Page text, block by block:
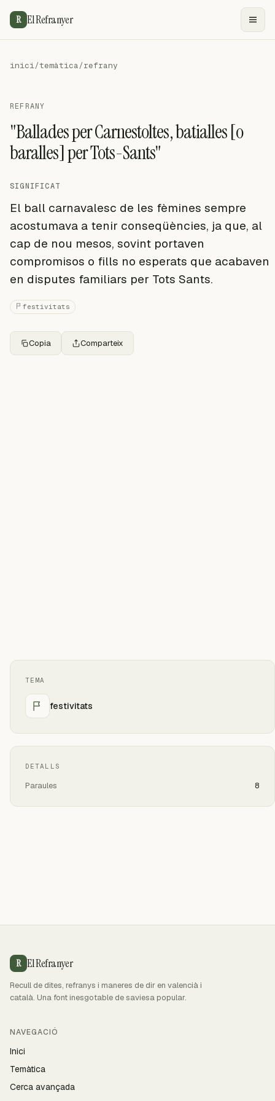
R El Refranyer
inici/temàtica/refrany
REFRANY
"Ballades per Carnestoltes, batialles [o
baralles] per Tots-Sants"
SIGNIFICAT
El ball carnavalesc de les fèmines sempre
acostumava a tenir conseqüències, ja que, al
cap de nou mesos, sovint portaven
compromisos o fills no esperats que acabaven
en disputes familiars per Tots Sants.
festivitats
Copia Comparteix
TEMA
festivitats
DETALLS
Paraules 8
R El Refranyer
Recull de dites, refranys i maneres de dir en valencià i
català. Una font inesgotable de saviesa popular.
NAVEGACIÓ
Inici
Temàtica
Cerca avançada